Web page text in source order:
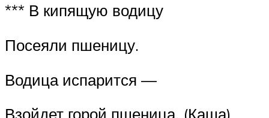
*** В кипящую водицу
Посеяли пшеницу.
Водица испарится —
Взойдет горой пшеница. (Каша)